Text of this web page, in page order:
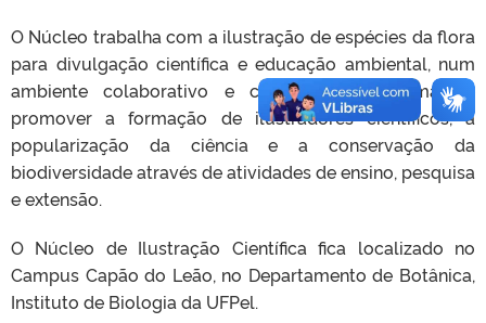
O Núcleo trabalha com a ilustração de espécies da flora
para divulgação científica e educação ambiental, num
ambiente colaborativo e criativo como forma de
promover a formação de ilustradores científicos, a
popularização da ciência e a conservação da
biodiversidade através de atividades de ensino, pesquisa
e extensão.
O Núcleo de Ilustração Científica fica localizado no
Campus Capão do Leão, no Departamento de Botânica,
Instituto de Biologia da UFPel.